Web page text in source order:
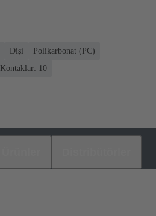
Dişi
Polikarbonat (PC)
Kontaklar: 10